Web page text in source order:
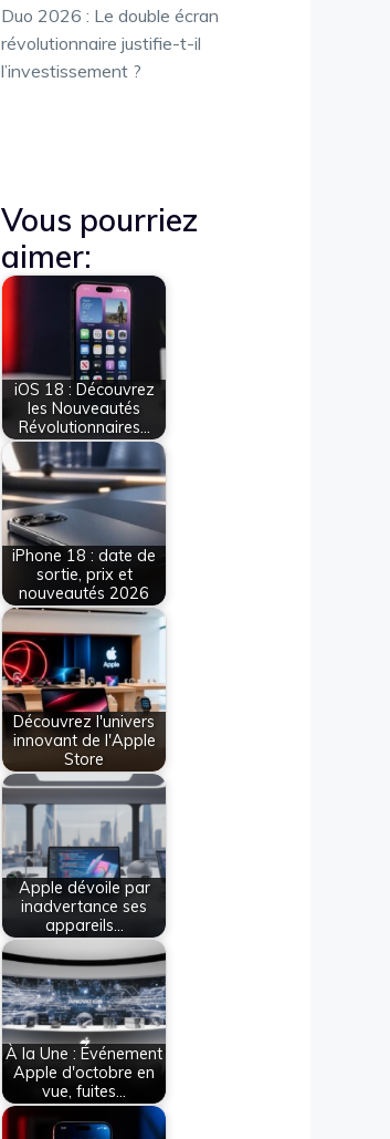
Duo 2026 : Le double écran
révolutionnaire justifie-t-il
l’investissement ?
Vous pourriez
aimer:
iOS 18 : Découvrez
les Nouveautés
Révolutionnaires…
iPhone 18 : date de
sortie, prix et
nouveautés 2026
Découvrez l'univers
innovant de l'Apple
Store
Apple dévoile par
inadvertance ses
appareils…
À la Une : Événement
Apple d'octobre en
vue, fuites…